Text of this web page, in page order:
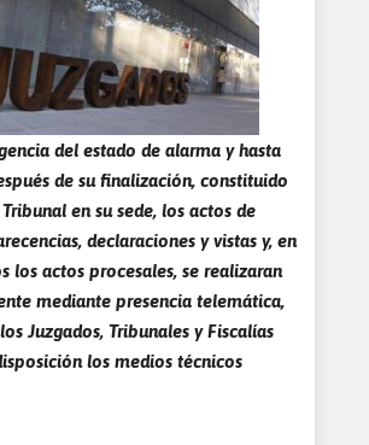
del estado de alarma y hasta
de su finalización, constituido
en su sede, los actos de
declaraciones y vistas y, en
los actos procesales, se realizaran
mediante presencia telemática,
Juzgados, Tribunales y Fiscalías
los medios técnicos